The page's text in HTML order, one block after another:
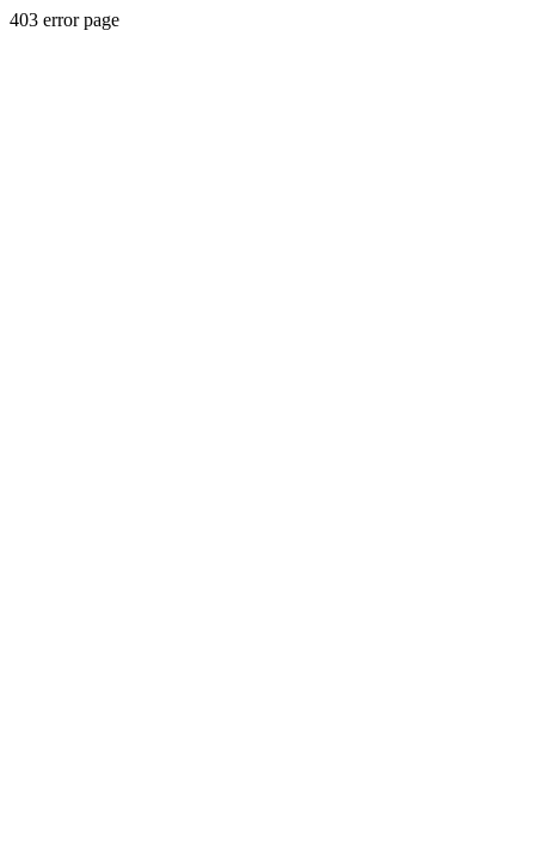
403 error page